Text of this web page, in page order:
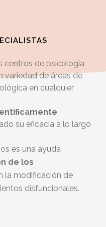
centros de psicología
variedad de áreas de
en cualquier
su eficacia a lo largo
es una ayuda
de los
la modificación de
disfuncionales.